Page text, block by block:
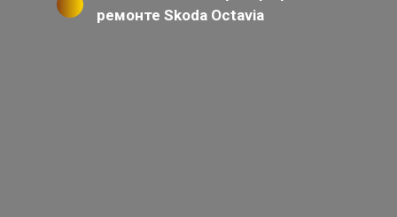
ремонте Skoda Octavia